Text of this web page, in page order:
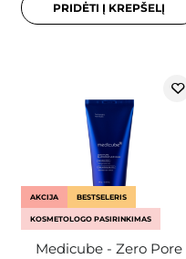
PRIDĖTI Į KREPŠELĮ
AKCIJA BESTSELERIS
KOSMETOLOGO PASIRINKIMAS
Medicube - Zero Pore